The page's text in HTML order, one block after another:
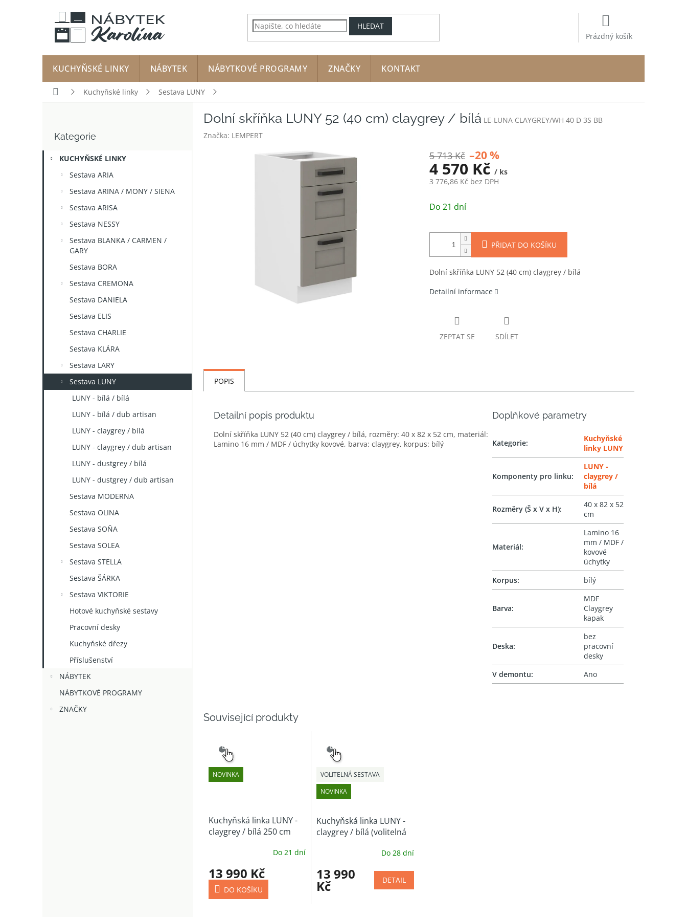
HLEDAT
KOŠÍK
Prázdný košík
KUCHYŇSKÉ LINKY NÁBYTEK NÁBYTKOVÉ PROGRAMY ZNAČKY KONTAKT
Domů Kuchyňské linky Sestava LUNY
r
kategorie
Kategorie
KUCHYŇSKÉ LINKY
Sestava ARIA
Sestava ARINA / MONY / SIENA
Sestava ARISA
Sestava NESSY
Sestava BLANKA / CARMEN /
GARY
Sestava BORA
Sestava CREMONA
Sestava DANIELA
Sestava ELIS
Sestava CHARLIE
Sestava KLÁRA
Sestava LARY
Sestava LUNY
LUNY - bílá / bílá
LUNY - bílá / dub artisan
LUNY - claygrey / bílá
LUNY - claygrey / dub artisan
LUNY - dustgrey / bílá
LUNY - dustgrey / dub artisan
Sestava MODERNA
Sestava OLINA
Sestava SOŇA
Sestava SOLEA
Sestava STELLA
Sestava ŠÁRKA
Sestava VIKTORIE
Hotové kuchyňské sestavy
Pracovní desky
Kuchyňské dřezy
Příslušenství
NÁBYTEK
NÁBYTKOVÉ PROGRAMY
ZNAČKY
Dolní skříňka LUNY 52 (40 cm) claygrey / bílá LE-LUNA CLAYGREY/WH 40 D 3S BB
Značka: LEMPERT
5 713 Kč –20 %
4 570 Kč / ks
3 776,86 Kč bez DPH
cena:
Do 21 dní
PŘIDAT DO KOŠÍKU
Dolní skříňka LUNY 52 (40 cm) claygrey / bílá
Detailní informace
ZEPTAT SE SDÍLET
Související produkty
NOVINKA
VÝBĚR
Kuchyňská linka LUNY -
claygrey / bílá 250 cm
Do 21 dní
13 990 Kč
DO KOŠÍKU
NOVINKA
VOLITELNÁ SESTAVA
VÝBĚR
Kuchyňská linka LUNY -
claygrey / bílá (volitelná
Do 28 dní
13 990
Kč DETAIL
POPIS
Detailní popis produktu
Dolní skříňka LUNY 52 (40 cm) claygrey / bílá, rozměry: 40 x 82 x 52 cm, materiál:
Lamino 16 mm / MDF / úchytky kovové, barva: claygrey, korpus: bílý
Doplňkové parametry
Kategorie:
Kuchyňské
linky LUNY
Komponenty pro linku:
LUNY -
claygrey /
bílá
Rozměry (Š x V x H):
40 x 82 x 52
cm
Materiál:
Lamino 16
mm / MDF /
kovové
úchytky
Korpus: bílý
Barva:
MDF
Claygrey
kapak
Deska:
bez
pracovní
desky
V demontu: Ano